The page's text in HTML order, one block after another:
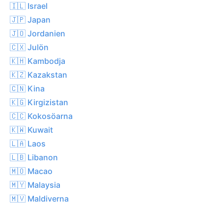
🇮🇱 Israel
🇯🇵 Japan
🇯🇴 Jordanien
🇨🇽 Julön
🇰🇭 Kambodja
🇰🇿 Kazakstan
🇨🇳 Kina
🇰🇬 Kirgizistan
🇨🇨 Kokosöarna
🇰🇼 Kuwait
🇱🇦 Laos
🇱🇧 Libanon
🇲🇴 Macao
🇲🇾 Malaysia
🇲🇻 Maldiverna